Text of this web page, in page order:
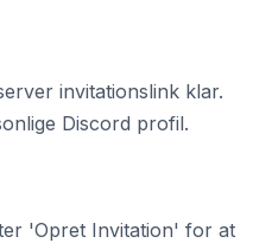
invitationslink klar.
Discord profil.
'Opret Invitation' for at